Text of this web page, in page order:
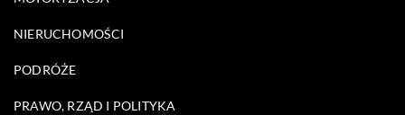
NIERUCHOMOŚCI
PODRÓŻE
PRAWO, RZĄD I POLITYKA